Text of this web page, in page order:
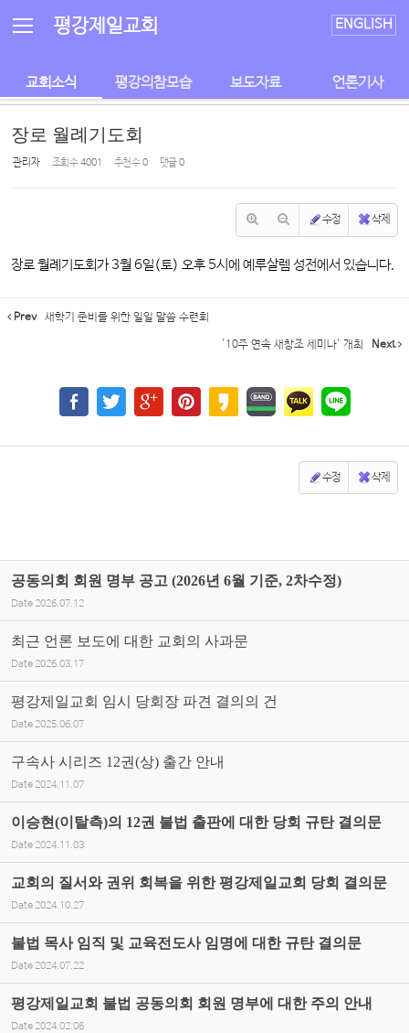
평강제일교회 ENGLISH
교회소식 평강의참모습 보도자료 언론기사
장로 월례기도회
관리자 조회 수4001 추천 수0 댓글0
수정 삭제
장로 월례기도회가 3월 6일(토) 오후 5시에 예루살렘 성전에서 있습니다.
Prev 새학기 준비를 위한 일일 말씀 수련회
'10주 연속 새창조 세미나' 개최 Next
수정 삭제
공동의회 회원 명부 공고 (2026년 6월 기준, 2차수정)
Date 2026.07.12
최근 언론 보도에 대한 교회의 사과문
Date 2026.03.17
평강제일교회 임시 당회장 파견 결의의 건
Date 2025.06.07
구속사 시리즈 12권(상) 출간 안내
Date 2024.11.07
이승현(이탈측)의 12권 불법 출판에 대한 당회 규탄 결의문
Date 2024.11.03
교회의 질서와 권위 회복을 위한 평강제일교회 당회 결의문
Date 2024.10.27
불법 목사 임직 및 교육전도사 임명에 대한 규탄 결의문
Date 2024.07.22
평강제일교회 불법 공동의회 회원 명부에 대한 주의 안내
Date 2024.02.06